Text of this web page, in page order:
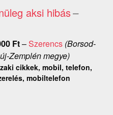
aksi hibás–
Ft–Szerencs(Borsod-
Zemplén megye)
cikkek, mobil, telefon,
mobiltelefon